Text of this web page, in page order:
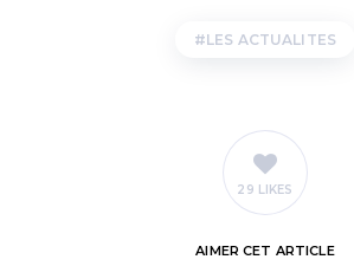
LES ACTUALITES
29 LIKES
AIMER CET ARTICLE